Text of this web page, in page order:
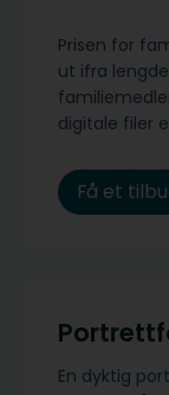
Prisen for
ut ifra
digitale filer
Få et
En dyktig